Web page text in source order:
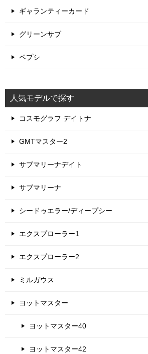
ギャランティーカード
グリーンサブ
ペプシ
人気モデルで探す
コスモグラフ デイトナ
GMTマスター2
サブマリーナデイト
サブマリーナ
シードゥエラー/ディープシー
エクスプローラー1
エクスプローラー2
ミルガウス
ヨットマスター
ヨットマスター40
ヨットマスター42